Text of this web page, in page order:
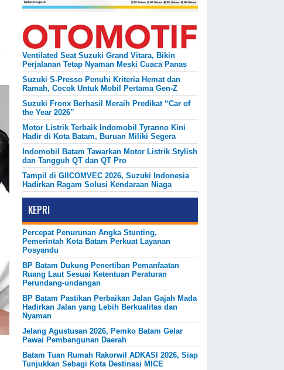
Ventilated Seat Suzuki Grand Vitara, Bikin
Perjalanan Tetap Nyaman Meski Cuaca Panas
Suzuki S-Presso Penuhi Kriteria Hemat dan
Ramah, Cocok Untuk Mobil Pertama Gen-Z
Suzuki Fronx Berhasil Meraih Predikat “Car of
the Year 2026”
Motor Listrik Terbaik Indomobil Tyranno Kini
Hadir di Kota Batam, Buruan Miliki Segera
Indomobil Batam Tawarkan Motor Listrik Stylish
dan Tangguh QT dan QT Pro
Tampil di GIICOMVEC 2026, Suzuki Indonesia
Hadirkan Ragam Solusi Kendaraan Niaga
KEPRI
Percepat Penurunan Angka Stunting,
Pemerintah Kota Batam Perkuat Layanan
Posyandu
BP Batam Dukung Penertiban Pemanfaatan
Ruang Laut Sesuai Ketentuan Peraturan
Perundang-undangan
BP Batam Pastikan Perbaikan Jalan Gajah Mada
Hadirkan Jalan yang Lebih Berkualitas dan
Nyaman
Jelang Agustusan 2026, Pemko Batam Gelar
Pawai Pembangunan Daerah
Batam Tuan Rumah Rakorwil ADKASI 2026, Siap
Tunjukkan Sebagi Kota Destinasi MICE